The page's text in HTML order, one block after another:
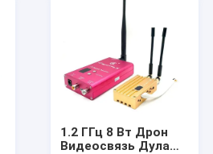
1.2 ГГц 8 Вт Дрон
Видеосвязь Дула